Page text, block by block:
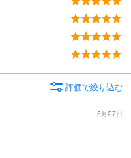
評価で絞り込む
5月27日